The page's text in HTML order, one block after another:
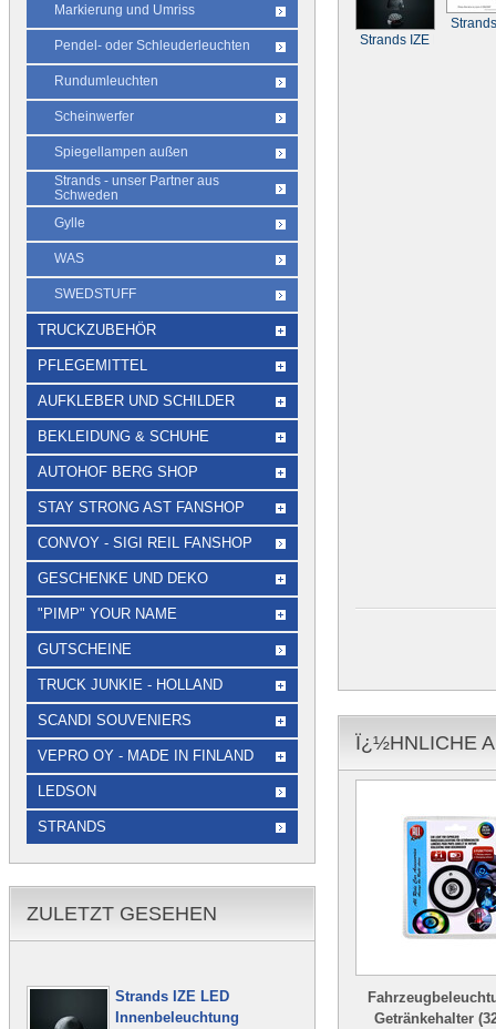
Strands IZE LED
Ï¿½HNLICHE
Getränkehalter
Markierung und Umriss
Pendel- oder Schleuderleuchten
Rundumleuchten
Scheinwerfer
Spiegellampen außen
Strands - unser Partner aus
Schweden
Gylle
WAS
SWEDSTUFF
TRUCKZUBEHÖR
PFLEGEMITTEL
AUFKLEBER UND SCHILDER
BEKLEIDUNG & SCHUHE
AUTOHOF BERG SHOP
STAY STRONG AST FANSHOP
CONVOY - SIGI REIL FANSHOP
GESCHENKE UND DEKO
"PIMP" YOUR NAME
GUTSCHEINE
TRUCK JUNKIE - HOLLAND
SCANDI SOUVENIERS
VEPRO OY - MADE IN FINLAND
LEDSON
STRANDS
ZULETZT GESEHEN
Strands IZE LED
Innenbeleuchtung